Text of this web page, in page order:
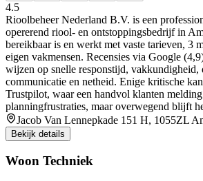
4.5
Rioolbeheer Nederland B.V. is een
opererend riool- en ontstoppingsbedrijf in
bereikbaar is en werkt met vaste tarieven, 3
eigen vakmensen. Recensies via Google
wijzen op snelle responstijd, vakkundigheid,
communicatie en netheid. Enige kritische
Trustpilot, waar een handvol klanten
planningfrustraties, maar overwegend blijft
Jacob Van Lennepkade 151 H, 1055ZL
Bekijk details
Woon Techniek